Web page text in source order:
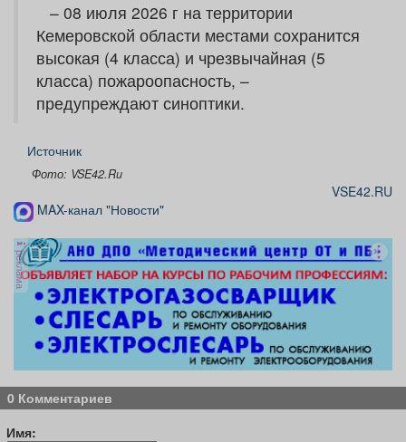
– 08 июля 2026 г на территории
Кемеровской области местами сохранится
высокая (4 класса) и чрезвычайная (5
класса) пожароопасность, –
предупреждают синоптики.
Источник
Фото: VSE42.Ru
VSE42.RU
MAX-канал "Новости"
реклама
0 Комментариев
Имя: